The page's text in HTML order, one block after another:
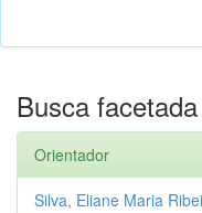
Busca facetada
Orientador
Silva, Eliane Maria